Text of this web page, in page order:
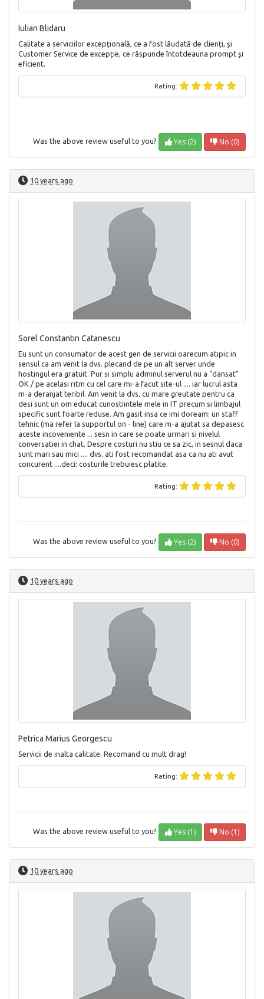
Iulian Blidaru
Calitate a serviciilor excepțională, ce a fost lăudată de clienți, și
Customer Service de excepție, ce răspunde întotdeauna prompt și
eficient.
Rating:
Was the above review useful to you? Yes (2) No (0)
10 years ago
Sorel Constantin Catanescu
Eu sunt un consumator de acest gen de servicii oarecum atipic in
sensul ca am venit la dvs. plecand de pe un alt server unde
hostingul era gratuit. Pur si simplu adminul serverul nu a "dansat"
OK / pe acelasi ritm cu cel care mi-a facut site-ul .... iar lucrul asta
m-a deranjat teribil. Am venit la dvs. cu mare greutate pentru ca
desi sunt un om educat cunostiintele mele in IT precum si limbajul
specific sunt foarte reduse. Am gasit insa ce imi doream: un staff
tehnic (ma refer la supportul on - line) care m-a ajutat sa depasesc
aceste incoveniente ... sesn in care se poate urmari si nivelul
conversatiei in chat. Despre costuri nu stiu ce sa zic, in sesnul daca
sunt mari sau mici .... dvs. ati fost recomandat asa ca nu ati avut
concurent ....deci: costurile trebuiesc platite.
Rating:
Was the above review useful to you? Yes (2) No (0)
10 years ago
Petrica Marius Georgescu
Servicii de inalta calitate. Recomand cu mult drag!
Rating:
Was the above review useful to you? Yes (1) No (1)
10 years ago